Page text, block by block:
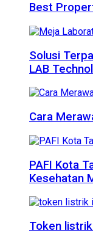
Best
Solusi
LAB
Cara
PAFI Kota
Kesehatan
Token